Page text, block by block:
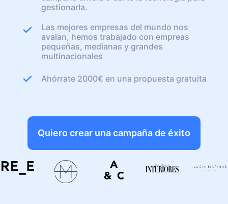
gestionarla.
Las mejores empresas del mundo nos
avalan, hemos trabajado con empreas
pequeñas, medianas y grandes
multinacionales
Ahórrate 2000€ en una propuesta gratuita
Quiero crear una campaña de éxito